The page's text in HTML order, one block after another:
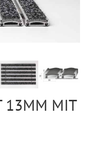
13MM MIT